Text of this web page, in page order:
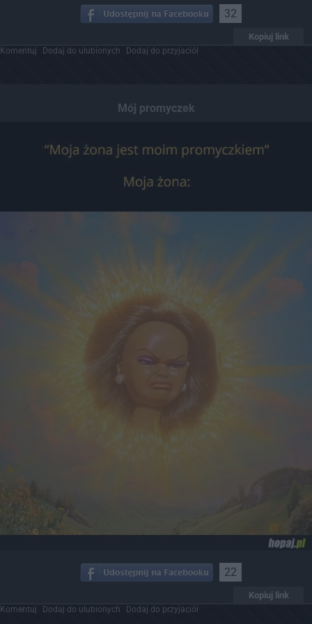
32
Kopiuj link
Komentuj Dodaj do ulubionych Dodaj do przyjaciół
Mój promyczek
22
Kopiuj link
Komentuj Dodaj do ulubionych Dodaj do przyjaciół